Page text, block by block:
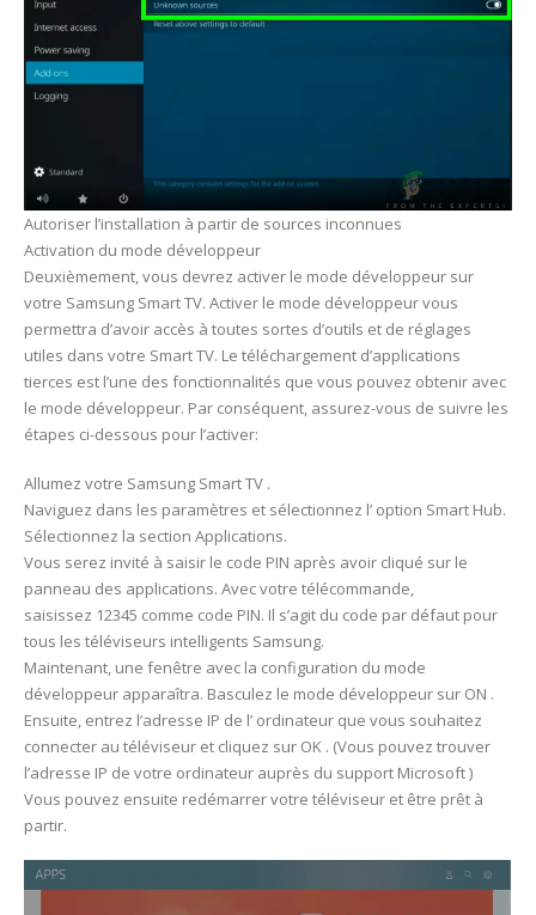
Autoriser l’installation à partir de sources inconnues
Activation du mode développeur
Deuxièmement, vous devrez activer le mode développeur sur
votre Samsung Smart TV. Activer le mode développeur vous
permettra d’avoir accès à toutes sortes d’outils et de réglages
utiles dans votre Smart TV. Le téléchargement d’applications
tierces est l’une des fonctionnalités que vous pouvez obtenir avec
le mode développeur. Par conséquent, assurez-vous de suivre les
étapes ci-dessous pour l’activer:
Allumez votre Samsung Smart TV .
Naviguez dans les paramètres et sélectionnez l’ option Smart Hub.
Sélectionnez la section Applications.
Vous serez invité à saisir le code PIN après avoir cliqué sur le
panneau des applications. Avec votre télécommande,
saisissez 12345 comme code PIN. Il s’agit du code par défaut pour
tous les téléviseurs intelligents Samsung.
Maintenant, une fenêtre avec la configuration du mode
développeur apparaîtra. Basculez le mode développeur sur ON .
Ensuite, entrez l’adresse IP de l’ ordinateur que vous souhaitez
connecter au téléviseur et cliquez sur OK . (Vous pouvez trouver
l’adresse IP de votre ordinateur auprès du support Microsoft )
Vous pouvez ensuite redémarrer votre téléviseur et être prêt à
partir.